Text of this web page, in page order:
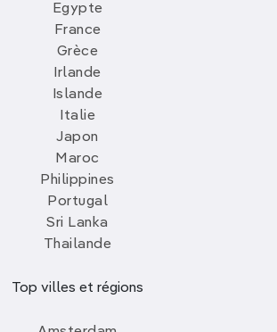
Egypte
France
Grèce
Irlande
Islande
Italie
Japon
Maroc
Philippines
Portugal
Sri Lanka
Thailande
Top villes et régions